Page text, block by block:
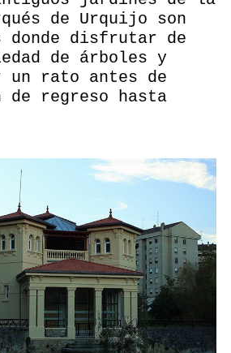
de Urquijo son
donde disfrutar de
de árboles y
rato antes de
regreso hasta